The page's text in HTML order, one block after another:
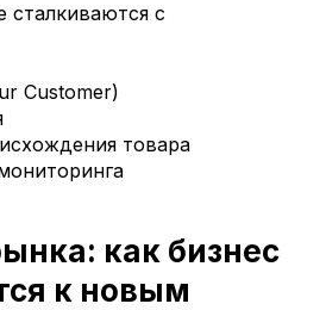
сталкиваются с
Customer)
товара
как бизнес
к новым